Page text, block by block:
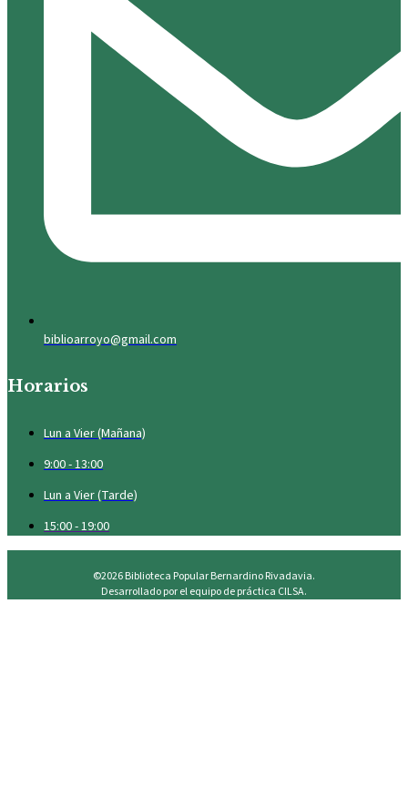
biblioarroyo@gmail.com
Horarios
Lun a Vier (Mañana)
9:00 - 13:00
Lun a Vier (Tarde)
15:00 - 19:00
©2026 Biblioteca Popular Bernardino Rivadavia.
Desarrollado por el equipo de práctica CILSA.